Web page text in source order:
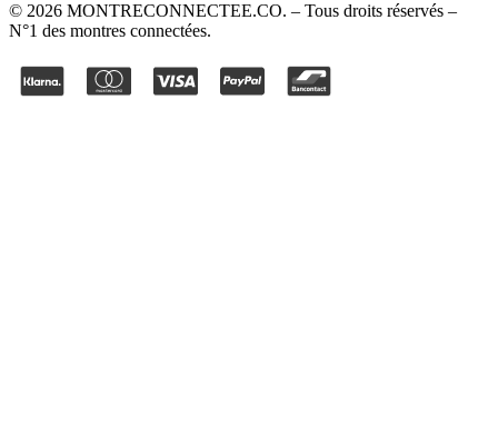
© 2026 MONTRECONNECTEE.CO. – Tous droits réservés –
N°1 des montres connectées.